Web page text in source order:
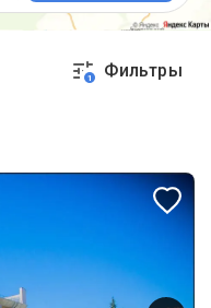
1 Фильтры